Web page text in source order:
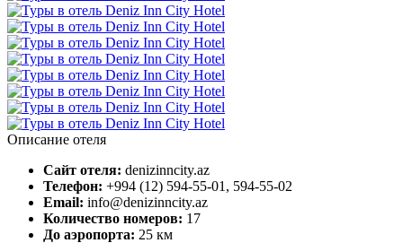
Описание отеля
Сайт отеля: denizinncity.az
Телефон: +994 (12) 594-55-01, 594-55-02
Email: info@denizinncity.az
Количество номеров: 17
До аэропорта: 25 км